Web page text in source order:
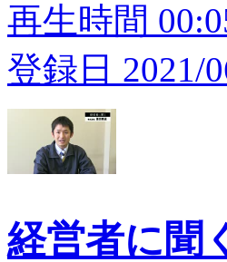
再生時間
登録日 2021/
経営者に聞